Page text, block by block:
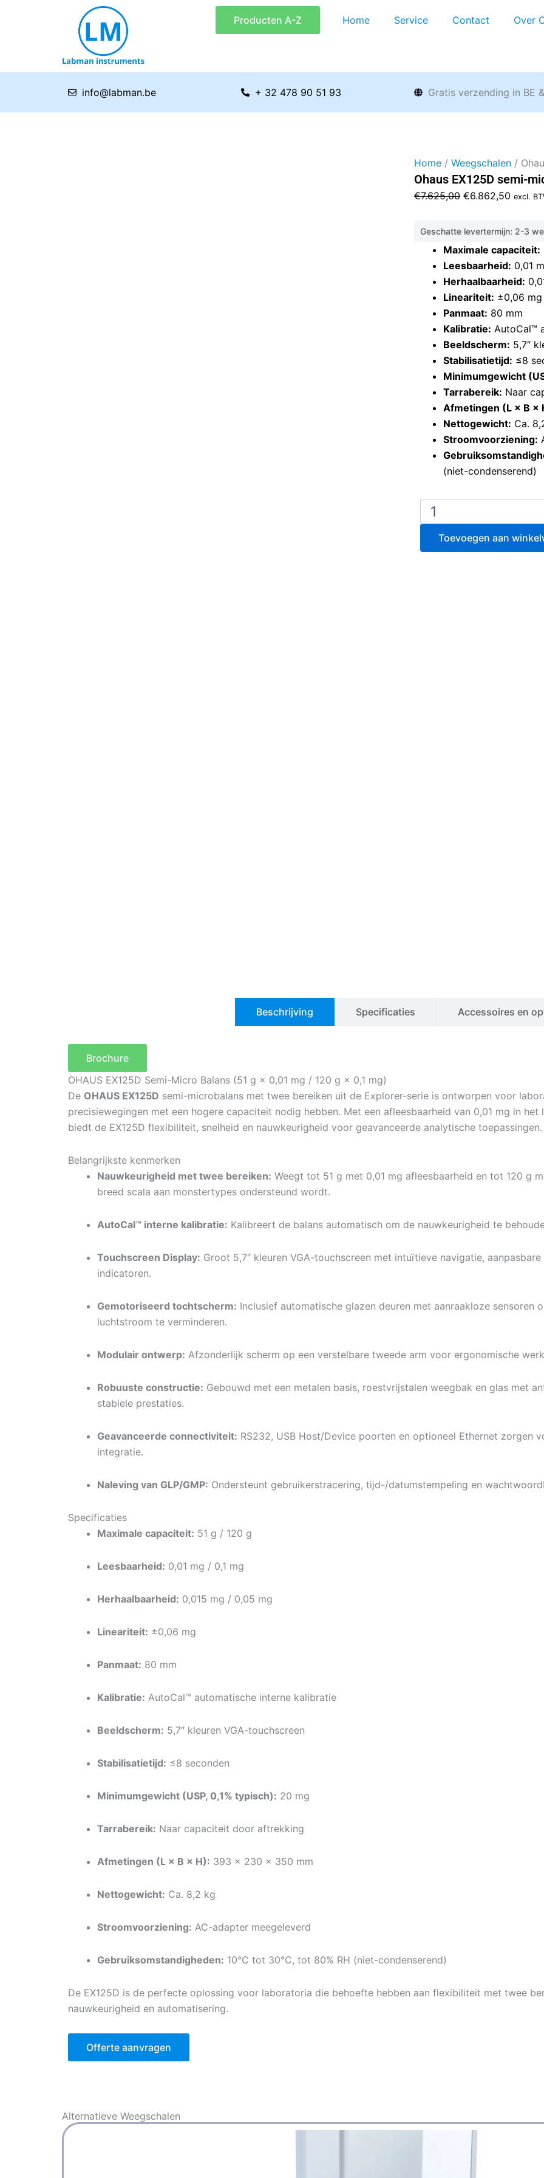
Producten A-Z Home Service Contact Over
info@labman.be + 32 478 90 51 93 Gratis verzending in BE
Home / Weegschalen /
Ohaus EX125D semi-
€7.625,00 Oorspronkelijke
was:
€6.862,50
is:
excl.
Geschatte levertermijn: 2-3
Maximale capaciteit:
Leesbaarheid: 0,01
Herhaalbaarheid:
Lineariteit: ±0,06 mg
Panmaat: 80 mm
Kalibratie: AutoCal™
Beeldscherm: 5,7″
Stabilisatietijd: ≤8
Minimumgewicht
Tarrabereik: Naar
Afmetingen (L × B ×
Nettogewicht: Ca.
Stroomvoorziening:
(niet-condenserend)
Ohaus
EX125D
semi-
micro
weegschaal
Toevoegen aan
Beschrijving Specificaties Accessoires en
Brochure
OHAUS EX125D Semi-Micro Balans (51 g × 0,01 mg / 120 g × 0,1 mg)
De OHAUS EX125D semi-microbalans met twee bereiken uit de Explorer-serie is ontworpen voor
precisiewegingen met een hogere capaciteit nodig hebben. Met een afleesbaarheid van 0,01 mg in
biedt de EX125D flexibiliteit, snelheid en nauwkeurigheid voor geavanceerde analytische toepassingen.
Belangrijkste kenmerken
Nauwkeurigheid met twee bereiken: Weegt tot 51 g met 0,01 mg afleesbaarheid en tot 120 g
breed scala aan monstertypes ondersteund wordt.
AutoCal™ interne kalibratie: Kalibreert de balans automatisch om de nauwkeurigheid te
Touchscreen Display: Groot 5,7″ kleuren VGA-touchscreen met intuïtieve navigatie,
indicatoren.
Gemotoriseerd tochtscherm: Inclusief automatische glazen deuren met aanraakloze sensoren
luchtstroom te verminderen.
Modulair ontwerp: Afzonderlijk scherm op een verstelbare tweede arm voor ergonomische
Robuuste constructie: Gebouwd met een metalen basis, roestvrijstalen weegbak en glas met
stabiele prestaties.
Geavanceerde connectiviteit: RS232, USB Host/Device poorten en optioneel Ethernet zorgen
integratie.
Naleving van GLP/GMP: Ondersteunt gebruikerstracering, tijd-/datumstempeling en
Specificaties
Maximale capaciteit: 51 g / 120 g
Leesbaarheid: 0,01 mg / 0,1 mg
Herhaalbaarheid: 0,015 mg / 0,05 mg
Lineariteit: ±0,06 mg
Panmaat: 80 mm
Kalibratie: AutoCal™ automatische interne kalibratie
Beeldscherm: 5,7″ kleuren VGA-touchscreen
Stabilisatietijd: ≤8 seconden
Minimumgewicht (USP, 0,1% typisch): 20 mg
Tarrabereik: Naar capaciteit door aftrekking
Afmetingen (L × B × H): 393 × 230 × 350 mm
Nettogewicht: Ca. 8,2 kg
Stroomvoorziening: AC-adapter meegeleverd
Gebruiksomstandigheden: 10°C tot 30°C, tot 80% RH (niet-condenserend)
De EX125D is de perfecte oplossing voor laboratoria die behoefte hebben aan flexibiliteit met twee
nauwkeurigheid en automatisering.
Offerte aanvragen
Alternatieve Weegschalen